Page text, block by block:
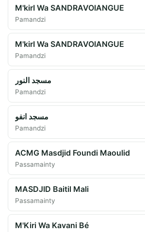
M'kirI Wa SANDRAVOIANGUE
Pamandzi
M'kirI Wa SANDRAVOIANGUE
Pamandzi
مسجد النور
Pamandzi
مسجد انفو
Pamandzi
ACMG Masdjid Foundi Maoulid
Passamainty
MASDJID Baitil Mali
Passamainty
M'Kiri Wa Kavani Bé